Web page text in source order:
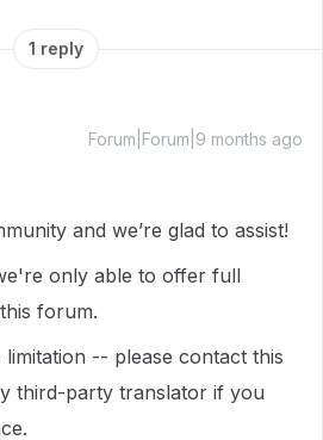
1 reply
Forum|Forum|9 months ago
and we’re glad to assist!
only able to offer full
forum.
-- please contact this
third-party translator if you